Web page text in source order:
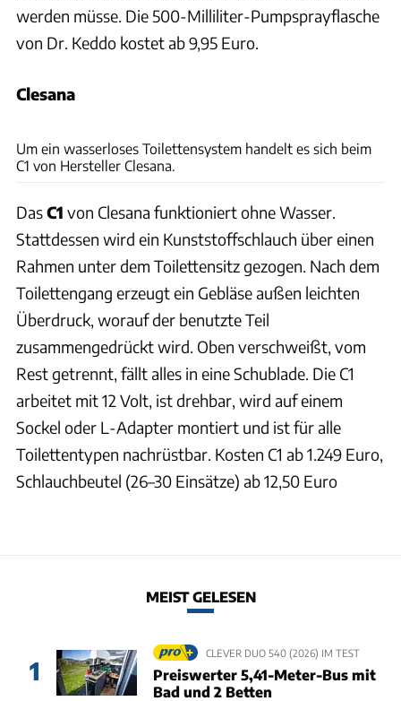
werden müsse. Die 500-Milliliter-Pumpsprayflasche
von Dr. Keddo kostet ab 9,95 Euro.
Clesana
Um ein wasserloses Toilettensystem handelt es sich beim
C1 von Hersteller Clesana.
DasC1 von Clesana funktioniert ohne Wasser.
Stattdessen wird ein Kunststoffschlauch über einen
Rahmen unter dem Toilettensitz gezogen. Nach dem
Toilettengang erzeugt ein Gebläse außen leichten
Überdruck, worauf der benutzte Teil
zusammengedrückt wird. Oben verschweißt, vom
Rest getrennt, fällt alles in eine Schublade. Die C1
arbeitet mit 12 Volt, ist drehbar, wird auf einem
Sockel oder L-Adapter montiert und ist für alle
Toilettentypen nachrüstbar. Kosten C1 ab 1.249 Euro,
Schlauchbeutel (26–30 Einsätze) ab 12,50 Euro
MEIST GELESEN
1
CLEVER DUO 540 (2026) IM TEST
Preiswerter 5,41-Meter-Bus mit
Bad und 2 Betten